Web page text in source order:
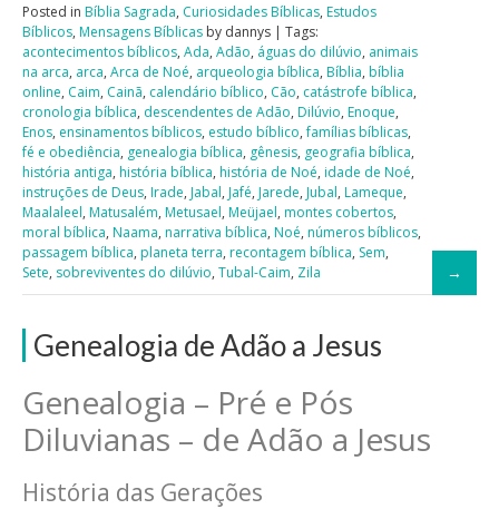
Posted in Bíblia Sagrada, Curiosidades Bíblicas, Estudos
Bíblicos, Mensagens Bíblicas by dannys | Tags:
acontecimentos bíblicos, Ada, Adão, águas do dilúvio, animais
na arca, arca, Arca de Noé, arqueologia bíblica, Bíblia, bíblia
online, Caim, Cainã, calendário bíblico, Cão, catástrofe bíblica,
cronologia bíblica, descendentes de Adão, Dilúvio, Enoque,
Enos, ensinamentos bíblicos, estudo bíblico,famílias bíblicas,
fé e obediência, genealogia bíblica, gênesis, geografia bíblica,
história antiga, história bíblica, história de Noé, idade de Noé,
instruções de Deus, Irade, Jabal, Jafé, Jarede, Jubal, Lameque,
Maalaleel, Matusalém, Metusael, Meüjael, montes cobertos,
moral bíblica, Naama, narrativa bíblica, Noé, números bíblicos,
passagem bíblica, planeta terra, recontagem bíblica, Sem,
Sete, sobreviventes do dilúvio, Tubal-Caim, Zila
Genealogia de Adão a Jesus
Genealogia – Pré e Pós
Diluvianas – de Adão a Jesus
História das Gerações